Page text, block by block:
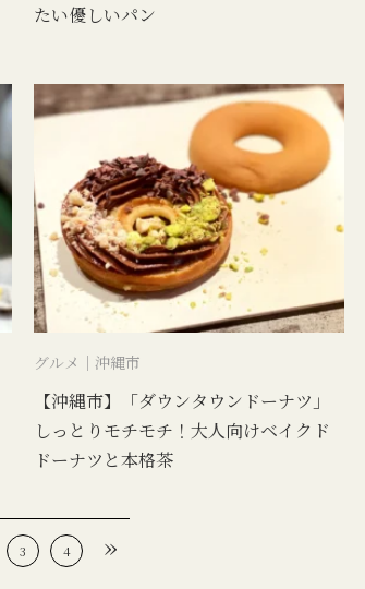
たい優しいパン
グルメ｜沖縄市
【沖縄市】「ダウンタウンドーナツ」
しっとりモチモチ！大人向けベイクド
ドーナツと本格茶
3 4 »